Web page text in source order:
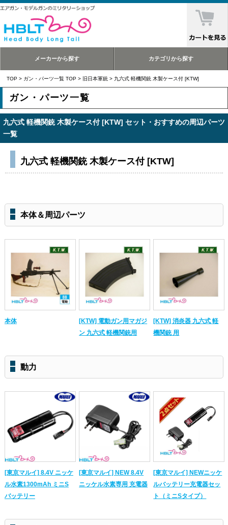
メーカーから探す カテゴリから探す
TOP > ガン・パーツ一覧 TOP > 旧日本軍銃 > 九六式 軽機関銃 木製ケース付 [KTW]
ガン・パーツ一覧
九六式 軽機関銃 木製ケース付 [KTW] セット・おすすめの周辺パーツ
一覧
九六式 軽機関銃 木製ケース付 [KTW]
本体＆周辺パーツ
本体
[KTW] 電動ガン用マガジ
ン 九六式 軽機関銃用
[KTW] 消炎器 九六式 軽
機関銃 用
動力
[東京マルイ] 8.4V ニッケ
ル水素1300mAh ミニS
バッテリー
[東京マルイ] NEW 8.4V
ニッケル水素専用 充電器
[東京マルイ] NEWニッケ
ルバッテリー充電器セッ
ト（ミニSタイプ）